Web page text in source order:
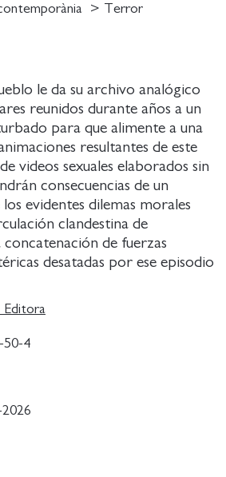
le da su archivo analógico
reunidos durante años a un
para que alimente a una
resultantes de este
videos sexuales elaborados sin
consecuencias de un
evidentes dilemas morales
clandestina de
de fuerzas
desatadas por ese episodio
la realidad, al hacer
extrañas hechas de una
llamarán materia
a los hrönir, réplicas
y seres perdidos descritos
en su cuento Tlön, Uqbar,
Editora
50-4
Terror